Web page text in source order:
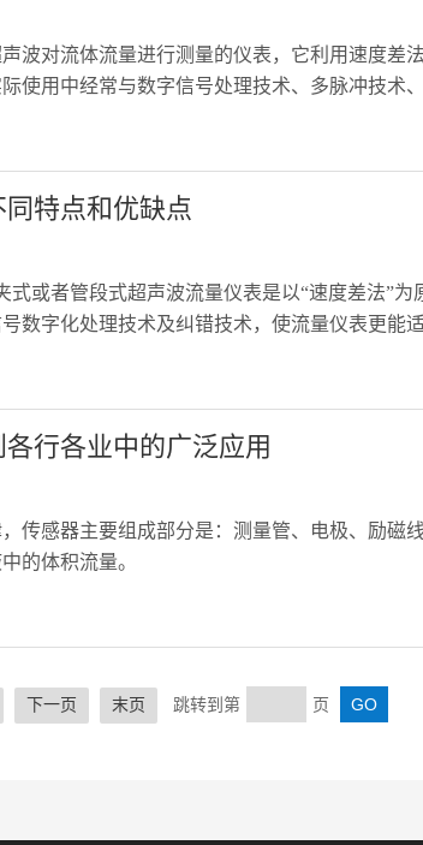
波对流体流量进行测量的仪表，它利用速度差
使用中经常与数字信号处理技术、多脉冲技术
特点和优缺点
或者管段式超声波流量仪表是以“速度差法”为
数字化处理技术及纠错技术，使流量仪表更能
行各业中的广泛应用
传感器主要组成部分是：测量管、电极、励磁
的体积流量。
下一页 末页 跳转到第 页